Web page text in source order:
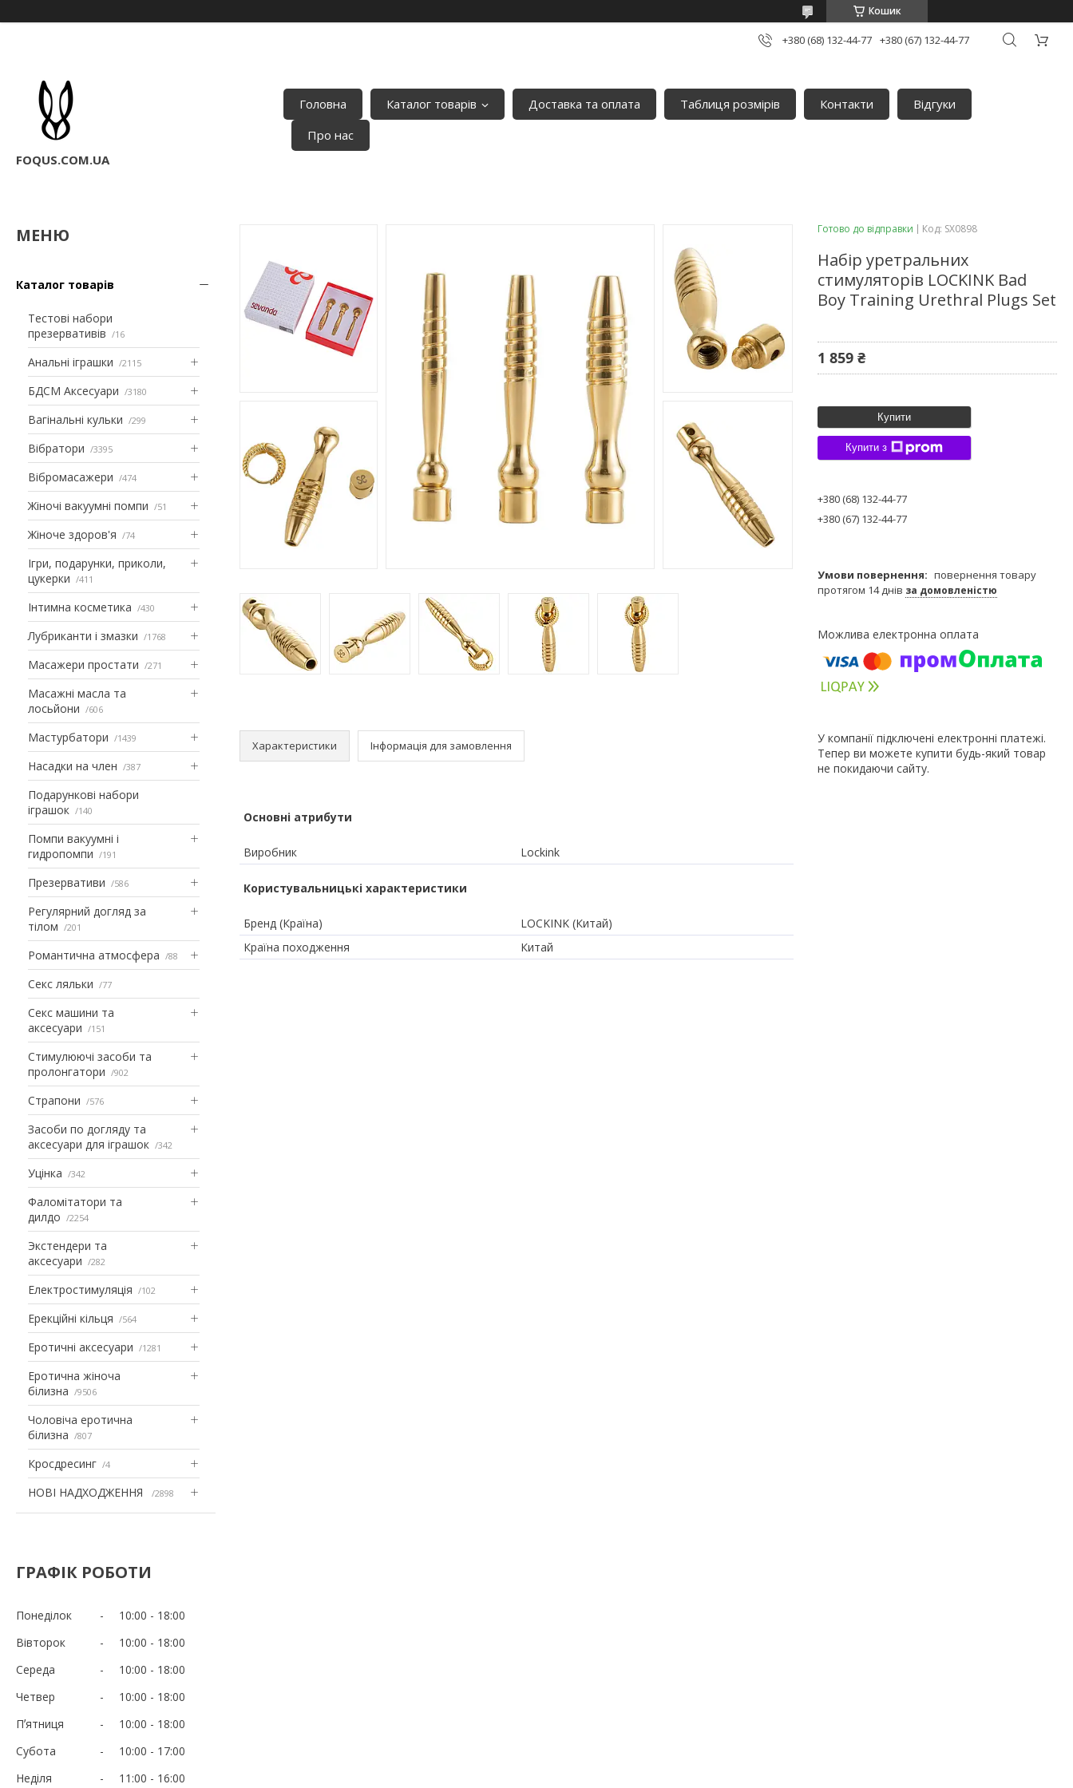
Кошик
+380 (68) 132-44-77 +380 (67) 132-44-77
FOQUS.COM.UA
Головна Каталог товарів Доставка та оплата Таблиця розмірів Контакти
Відгуки
Про нас
Каталог товарів
Тестові набори
презервативів
16
Анальні іграшки 2115
БДСМ Аксесуари 3180
Вагінальні кульки 299
Вібратори 3395
Вібромасажери 474
Жіночі вакуумні помпи 51
Жіноче здоров'я 74
Ігри, подарунки, приколи,
цукерки
411
Інтимна косметика 430
Лубриканти і змазки 1768
Масажери простати 271
Масажні масла та
лосьйони
606
Мастурбатори 1439
Насадки на член 387
Подарункові набори
іграшок
140
Помпи вакуумні і
гидропомпи
191
Презервативи 586
Регулярний догляд за
тілом
201
Романтична атмосфера 88
Секс ляльки 77
Секс машини та
аксесуари
151
Стимулюючі засоби та
пролонгатори
902
Страпони 576
Засоби по догляду та
аксесуари для іграшок
342
Уцінка 342
Фаломітатори та
дилдо
2254
Экстендери та
аксесуари
282
Електростимуляція 102
Ерекційні кільця 564
Еротичні аксесуари 1281
Еротична жіноча
білизна
9506
Чоловіча еротична
білизна
807
Кросдресинг 4
НОВІ НАДХОДЖЕННЯ 2898
ГРАФІК РОБОТИ
Понеділок 10:00
18:00
Вівторок
10:00
18:00
Середа
10:00
18:00
Четвер
10:00
18:00
Пʼятниця
10:00
18:00
Субота
10:00
17:00
Неділя
11:00 16:00
Характеристики Інформація для замовлення
Основні атрибути
Виробник Lockink
Користувальницькі характеристики
Бренд (Країна)
LOCKINK (Китай)
Країна походження
Китай
Готово до відправки Код: SX0898
Набір уретральних
стимуляторів LOCKINK Bad
Boy Training Urethral Plugs Set
1 859 ₴
Купити
Купити з
+380 (68) 132-44-77
+380 (67) 132-44-77
повернення товару
протягом 14 днів за домовленістю
У компанії підключені електронні платежі.
Тепер ви можете купити будь-який товар
не покидаючи сайту.